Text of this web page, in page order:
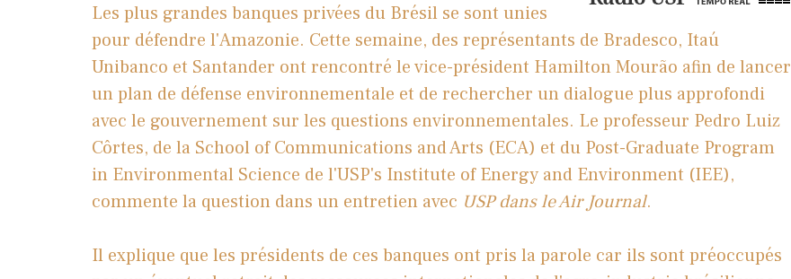
Les plus grandes banques privées du Brésil se sont unies
pour défendre l'Amazonie. Cette semaine, des représentants de Bradesco, Itaú
Unibanco et Santander ont rencontré le vice-président Hamilton Mourão afin de lancer
un plan de défense environnementale et de rechercher un dialogue plus approfondi
avec le gouvernement sur les questions environnementales. Le professeur Pedro Luiz
Côrtes, de la School of Communications and Arts (ECA) et du Post-Graduate Program
in Environmental Science de l'USP's Institute of Energy and Environment (IEE),
commente la question dans un entretien avec USP dans le Air Journal.
Il explique que les présidents de ces banques ont pris la parole car ils sont préoccupés